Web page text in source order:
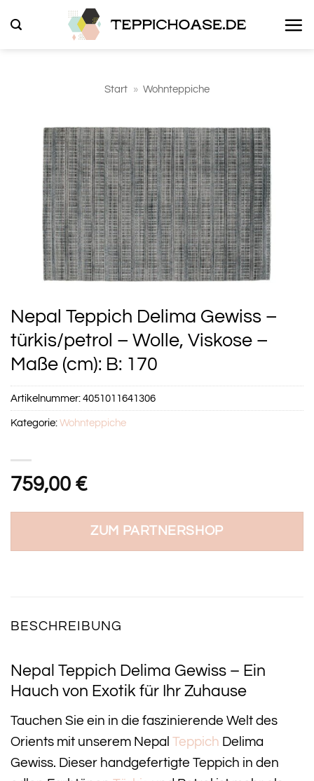
Inhalt
Start » Wohnteppiche
Nepal Teppich Delima Gewiss –
türkis/petrol – Wolle, Viskose –
Maße (cm): B: 170
759,00 €
ZUM PARTNERSHOP
Artikelnummer:4051011641306
Kategorie:Wohnteppiche
BESCHREIBUNG
Nepal Teppich Delima Gewiss – Ein
Hauch von Exotik für Ihr Zuhause
Tauchen Sie ein in die faszinierende Welt des
Orients mit unserem Nepal Teppich Delima
Gewiss. Dieser handgefertigte Teppich in den